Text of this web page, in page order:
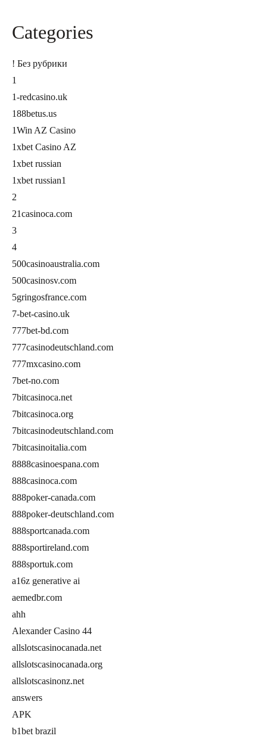
Categories
! Без рубрики
1
1-redcasino.uk
188betus.us
1Win AZ Casino
1xbet Casino AZ
1xbet russian
1xbet russian1
2
21casinoca.com
3
4
500casinoaustralia.com
500casinosv.com
5gringosfrance.com
7-bet-casino.uk
777bet-bd.com
777casinodeutschland.com
777mxcasino.com
7bet-no.com
7bitcasinoca.net
7bitcasinoca.org
7bitcasinodeutschland.com
7bitcasinoitalia.com
8888casinoespana.com
888casinoca.com
888poker-canada.com
888poker-deutschland.com
888sportcanada.com
888sportireland.com
888sportuk.com
a16z generative ai
aemedbr.com
ahh
Alexander Casino 44
allslotscasinocanada.net
allslotscasinocanada.org
allslotscasinonz.net
answers
APK
b1bet brazil